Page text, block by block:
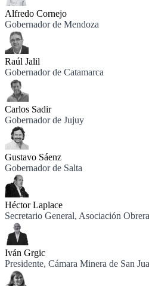
Alfredo Cornejo
Gobernador de Mendoza
Raúl Jalil
Gobernador de Catamarca
Carlos Sadir
Gobernador de Jujuy
Gustavo Sáenz
Gobernador de Salta
Héctor Laplace
Secretario General, Asociación
Iván Grgic
Presidente, Cámara Minera de San